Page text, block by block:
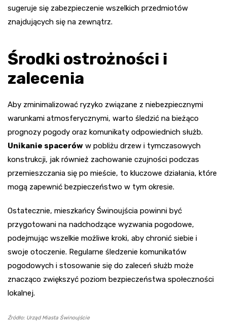
sugeruje się zabezpieczenie wszelkich przedmiotów
znajdujących się na zewnątrz.
Środki ostrożności i
zalecenia
Aby zminimalizować ryzyko związane z niebezpiecznymi
warunkami atmosferycznymi, warto śledzić na bieżąco
prognozy pogody oraz komunikaty odpowiednich służb.
Unikanie spacerów w pobliżu drzew i tymczasowych
konstrukcji, jak również zachowanie czujności podczas
przemieszczania się po mieście, to kluczowe działania, które
mogą zapewnić bezpieczeństwo w tym okresie.
Ostatecznie, mieszkańcy Świnoujścia powinni być
przygotowani na nadchodzące wyzwania pogodowe,
podejmując wszelkie możliwe kroki, aby chronić siebie i
swoje otoczenie. Regularne śledzenie komunikatów
pogodowych i stosowanie się do zaleceń służb może
znacząco zwiększyć poziom bezpieczeństwa społeczności
lokalnej.
Źródło: Urząd Miasta Świnoujście